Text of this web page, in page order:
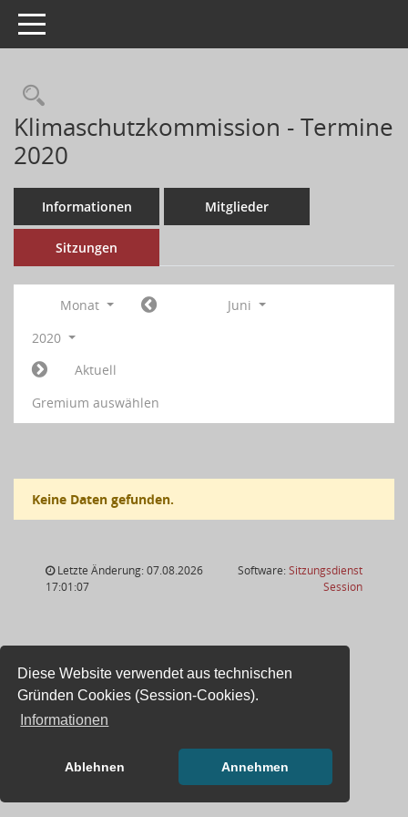
Diese Website verwendet aus technischen
Gründen Cookies (Session-Cookies).
Informationen
Ablehnen Annehmen
Toggle navigation
Klimaschutzkommission - Termine
2020
Informationen Mitglieder
Sitzungen
Monat
Juni
2020
Aktuell
Gremium auswählen
Keine Daten gefunden.
Letzte Änderung: 07.08.2026
17:01:07
Software:Sitzungsdienst
Session(Wird in